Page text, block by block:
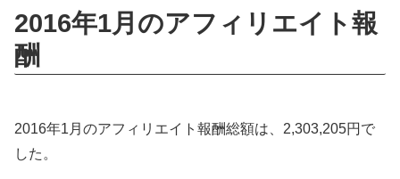
2016年1月のアフィリエイト報
酬
2016年1月のアフィリエイト報酬総額は、2,303,205円で
した。